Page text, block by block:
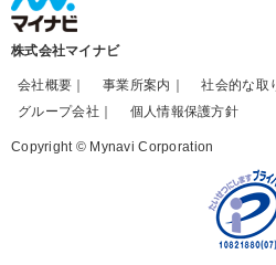
株式会社マイナビ
会社概要 事業所案内 社会的な取
グループ会社
個人情報保護方針
Copyright © Mynavi Corporation